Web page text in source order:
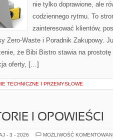
nie tylko doprawione, ale
codziennego rytmu. To
zainteresować klientów,
Zero-Waste i Poradnik Zakupowy.
że Bibi Bistro stawia na prostotę
oferty, […]
TECHNICZNE I PRZEMYSŁOWE
I OPOWIEŚCI
- 3 - 2026 MOŻLIWOŚĆ